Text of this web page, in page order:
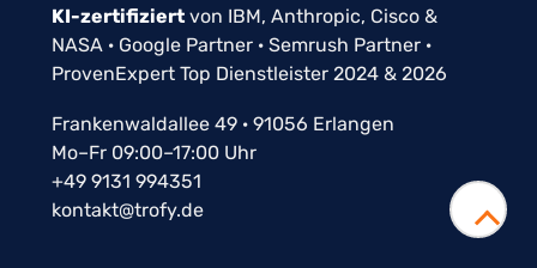
KI-zertifiziertvon IBM, Anthropic, Cisco &
NASA · Google Partner · Semrush Partner ·
ProvenExpert Top Dienstleister 2024 & 2026
Frankenwaldallee 49 · 91056 Erlangen
Mo–Fr 09:00–17:00 Uhr
+49 9131 994351
kontakt@trofy.de